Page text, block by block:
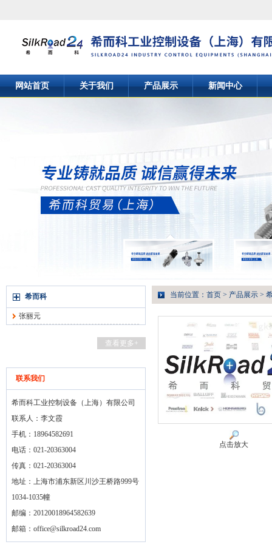
网站首页 关于我们 产品展示 新闻中心
希而科
张丽元
查看更多+
联系我们
希而科工业控制设备（上海）有限公司
联系人：李文霞
手机：18964582691
电话：021-20363004
传真：021-20363004
地址：上海市浦东新区川沙王桥路999号
1034-1035幢
邮编：20120018964582639
邮箱： office@silkroad24.com
当前位置： 首页 > 产品展示 >
点击放大